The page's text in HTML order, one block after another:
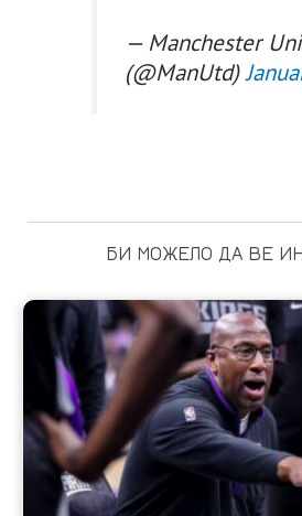
— Manchester
(@ManUtd)
БИ МОЖЕЛО ДА ВЕ